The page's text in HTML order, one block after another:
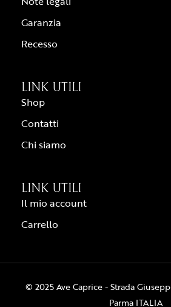
Garanzia
Recesso
LINK UTILI
Shop
Contatti
Chi siamo
LINK UTILI
Il mio account
Carrello
© 2025 Ave Caprice - Strada
Parma ITALIA